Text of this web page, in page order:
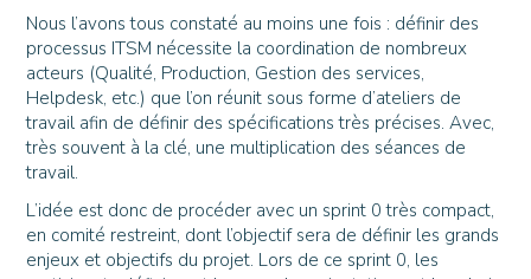
Nous l’avons tous constaté au moins une fois : définir des
processus ITSM nécessite la coordination de nombreux
acteurs (Qualité, Production, Gestion des services,
Helpdesk, etc.) que l’on réunit sous forme d’ateliers de
travail afin de définir des spécifications très précises. Avec,
très souvent à la clé, une multiplication des séances de
travail.
L’idée est donc de procéder avec un sprint 0 très compact,
en comité restreint, dont l’objectif sera de définir les grands
enjeux et objectifs du projet. Lors de ce sprint 0, les